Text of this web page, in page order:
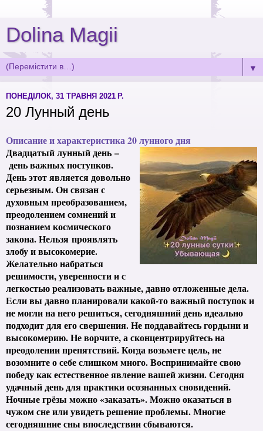
Dolina Magii
▼
ПОНЕДІЛОК, 31 ТРАВНЯ 2021 Р.
20 Лунный день
Описание и характеристика 20 лунного дня
Двадцатый лунный день –
день важных поступков.
День этот является довольно
серьезным. Он связан с
духовным преобразованием,
преодолением сомнений и
познанием космического
закона. Нельзя проявлять
злобу и высокомерие.
Желательно набраться
решимости, уверенности и с
легкостью реализовать важные, давно отложенные дела.
Если вы давно планировали какой-то важный поступок и
не могли на него решиться, сегодняшний день идеально
подходит для его свершения. Не поддавайтесь гордыни и
высокомерию. Не ворчите, а сконцентрируйтесь на
преодолении препятствий. Когда возьмете цель, не
возомните о себе слишком много. Воспринимайте свою
победу как естественное явление вашей жизни. Сегодня
удачный день для практики осознанных сновидений.
Ночные грёзы можно «заказать». Можно оказаться в
чужом сне или увидеть решение проблемы. Многие
сегодняшние сны впоследствии сбываются.